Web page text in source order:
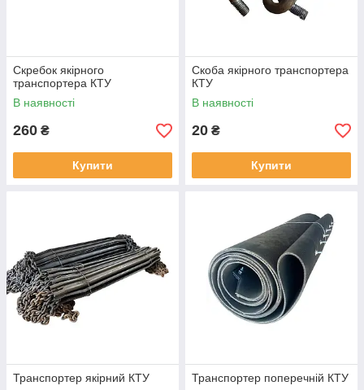
Скребок якірного
транспортера КТУ
В наявності
260 ₴
Купити
Скоба якірного транспортера
КТУ
В наявності
20 ₴
Купити
Транспортер якірний КТУ
Транспортер поперечній КТУ